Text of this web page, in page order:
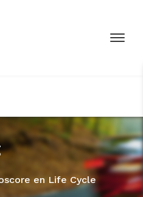
en Life Cycle